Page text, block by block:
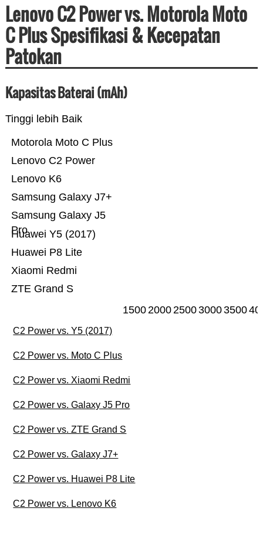
Lenovo C2 Power vs. Motorola Moto
C Plus Spesifikasi & Kecepatan
Patokan
Kapasitas Baterai (mAh)
Tinggi lebih Baik
ZTE Grand S
Xiaomi Redmi
Huawei P8 Lite
Huawei Y5 (2017)
Samsung Galaxy J5
Pro
Samsung Galaxy J7+
Lenovo K6
Lenovo C2 Power
Motorola Moto C Plus
15002000250030003500
C2 Power vs. Y5 (2017)
C2 Power vs. Moto C Plus
C2 Power vs. Xiaomi Redmi
C2 Power vs. Galaxy J5 Pro
C2 Power vs. ZTE Grand S
C2 Power vs. Galaxy J7+
C2 Power vs. Huawei P8 Lite
C2 Power vs. Lenovo K6